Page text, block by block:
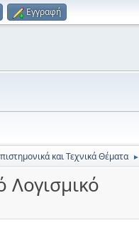
Εγγραφή
και Τεχνικά Θέματα ►
Λογισμικό